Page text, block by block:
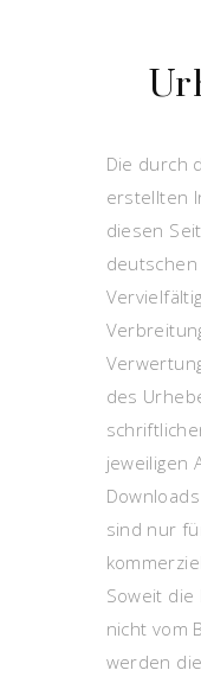
Die durch
erstellten
diesen
des
jeweiligen
sind nur
Soweit
nicht vom
werden